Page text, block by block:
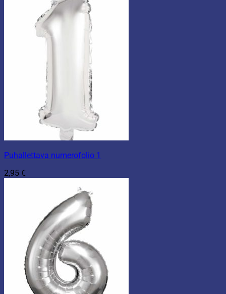
Puhallettava numerofolio 1
2,95 €